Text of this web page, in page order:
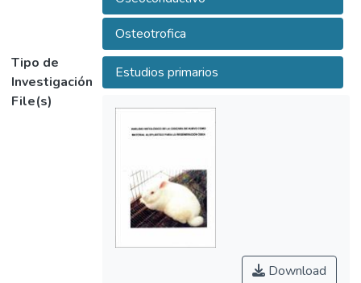
Osteotrofica
Tipo de
Investigación
Estudios primarios
File(s)
Download